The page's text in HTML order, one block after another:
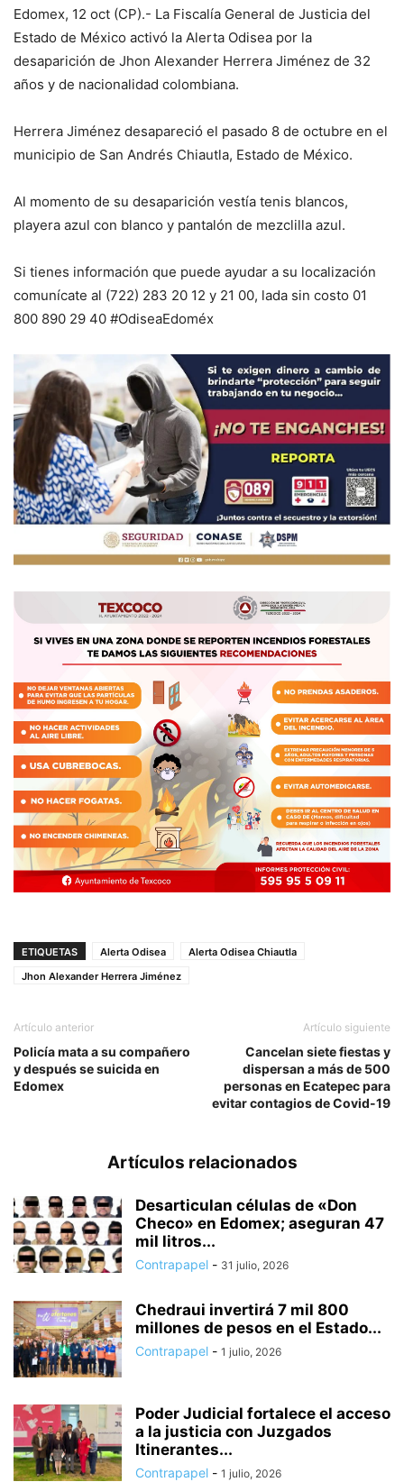
Edomex, 12 oct (CP).- La Fiscalía General de Justicia del
Estado de México activó la Alerta Odisea por la
desaparición de Jhon Alexander Herrera Jiménez de 32
años y de nacionalidad colombiana.
Herrera Jiménez desapareció el pasado 8 de octubre en el
municipio de San Andrés Chiautla, Estado de México.
Al momento de su desaparición vestía tenis blancos,
playera azul con blanco y pantalón de mezclilla azul.
Si tienes información que puede ayudar a su localización
comunícate al (722) 283 20 12 y 21 00, lada sin costo 01
800 890 29 40 #OdiseaEdoméx
ETIQUETAS Alerta Odisea
Alerta Odisea Chiautla
Jhon Alexander Herrera Jiménez
Artículo anterior
Policía mata a su compañero
y después se suicida en
Edomex
Artículo siguiente
Cancelan siete fiestas y
dispersan a más de 500
personas en Ecatepec para
evitar contagios de Covid-19
Artículos relacionados
Desarticulan células de «Don
Checo» en Edomex; aseguran 47
mil litros...
Contrapapel - 31 julio, 2026
Chedraui invertirá 7 mil 800
millones de pesos en el Estado...
Contrapapel - 1 julio, 2026
Poder Judicial fortalece el acceso
a la justicia con Juzgados
Itinerantes...
Contrapapel - 1 julio, 2026